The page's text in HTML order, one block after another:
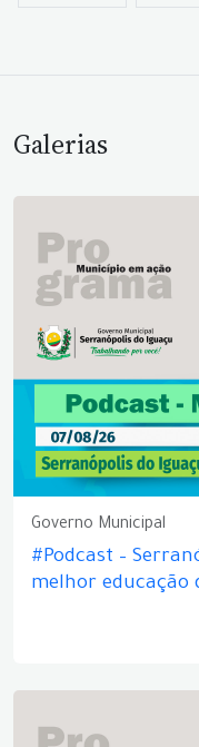
Galerias
Governo Municipal
#Podcast –
melhor educação